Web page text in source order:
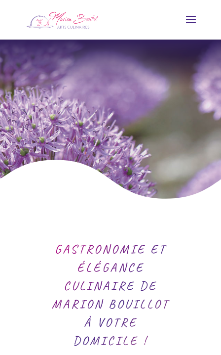
GASTRONOMIE ET
ÉLÉGANCE
CULINAIRE DE
MARION BOUILLOT
À VOTRE
DOMICILE !